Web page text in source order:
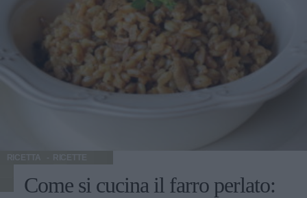
RICETTA
Come si cucina il farro perlato: